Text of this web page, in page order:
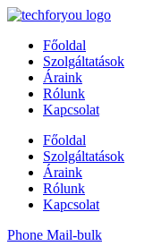
Főoldal
Szolgáltatások
Áraink
Rólunk
Kapcsolat
Főoldal
Szolgáltatások
Áraink
Rólunk
Kapcsolat
Phone Mail-bulk